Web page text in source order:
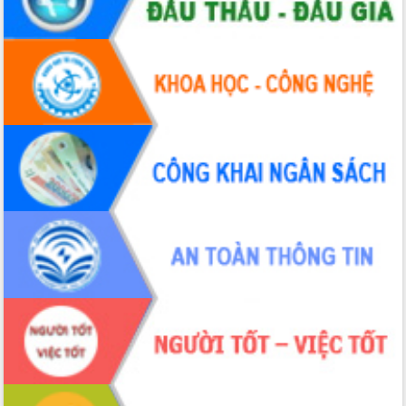
Trương Công Thái kiểm tra thực địa
Dự án cao tốc Khánh Hòa - Buôn Ma
Định vị cà phê Việt Nam như một “di
sản sống” trong dòng chảy toàn cầu
Xây dựng nông thôn mới: Nâng cao đời
sống người dân từ những mô hình thiết
thực
Quyết liệt tháo gỡ vướng mắc, đẩy
nhanh tiến độ các dự án trọng điểm
trong Khu kinh tế Nam Phú Yên
Hòn Yến phát triển du lịch gắn với bảo
tồn biển
Lấy ý kiến điều chỉnh Quy hoạch tỉnh
Đắk Lắk thời kỳ 2021-2030, tầm nhìn
đến năm 2050
Phát động chiến dịch 30 ngày đêm
giải phóng mặt bằng Tuyến đường bộ
ven biển
Đắk Lắk nỗ lực thúc đẩy tăng trưởng